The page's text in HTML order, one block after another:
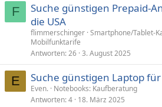
F
Suche günstigen Prepaid-
die USA
flimmerschinger Smartphone/Tablet-
Mobilfunktarife
Antworten 26 3. August 2025
E Suche günstigen Laptop
Even. Notebooks: Kaufberatung
Antworten 4 18. März 2025